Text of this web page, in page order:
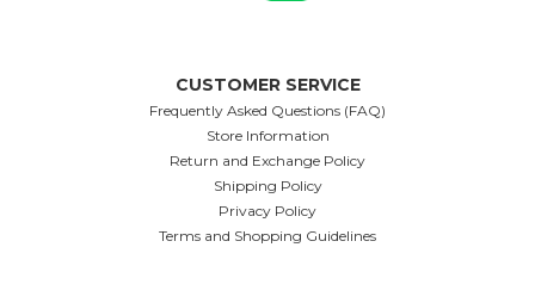
CUSTOMER SERVICE
Frequently Asked Questions (FAQ)
Store Information
Return and Exchange Policy
Shipping Policy
Privacy Policy
Terms and Shopping Guidelines